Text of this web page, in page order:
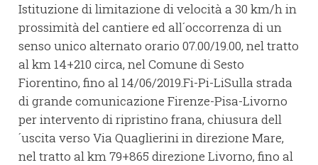
Istituzione di limitazione di velocità a 30 km/h in
prossimità del cantiere ed all´occorrenza di un
senso unico alternato orario 07.00/19.00, nel tratto
al km 14+210 circa, nel Comune di Sesto
Fiorentino, fino al 14/06/2019.Fi-Pi-LiSulla strada
di grande comunicazione Firenze-Pisa-Livorno
per intervento di ripristino frana, chiusura dell
´uscita verso Via Quaglierini in direzione Mare,
nel tratto al km 79+865 direzione Livorno, fino al